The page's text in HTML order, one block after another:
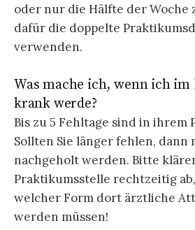
oder nur die Hälfte der Woche
dafür die doppelte
verwenden.
Was mache ich, wenn ich
krank werde?
Bis zu 5 Fehltage sind in ihrem
Sollten Sie länger fehlen, dann
nachgeholt werden. Bitte
Praktikumsstelle rechtzeitig
welcher Form dort ärztliche
werden müssen!